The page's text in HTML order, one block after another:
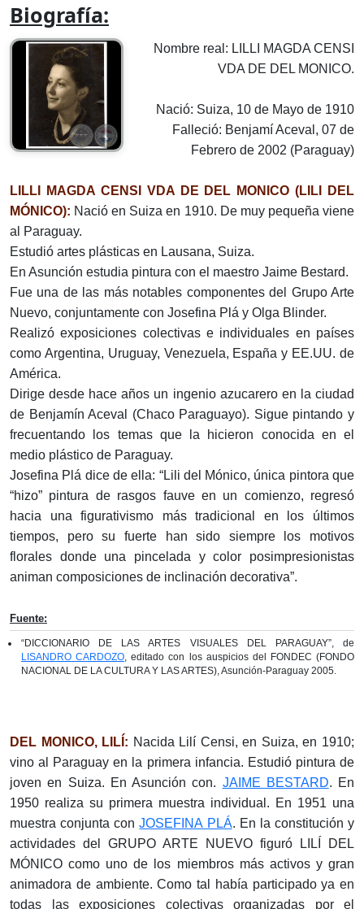
Biografía:
Nombre real: LILLI MAGDA CENSI
VDA DE DEL MONICO.
Nació: Suiza, 10 de Mayo de 1910
Falleció: Benjamí Aceval, 07 de
Febrero de 2002 (Paraguay)
LILLI MAGDA CENSI VDA DE DEL MONICO (LILI DEL
MÓNICO): Nació en Suiza en 1910. De muy pequeña viene
al Paraguay.
Estudió artes plásticas en Lausana, Suiza.
En Asunción estudia pintura con el maestro Jaime Bestard.
Fue una de las más notables componentes del Grupo Arte
Nuevo, conjuntamente con Josefina Plá y Olga Blinder.
Realizó exposiciones colectivas e individuales en países
como Argentina, Uruguay, Venezuela, España y EE.UU. de
América.
Dirige desde hace años un ingenio azucarero en la ciudad
de Benjamín Aceval (Chaco Paraguayo). Sigue pintando y
frecuentando los temas que la hicieron conocida en el
medio plástico de Paraguay.
Josefina Plá dice de ella: “Lili del Mónico, única pintora que
“hizo” pintura de rasgos fauve en un comienzo, regresó
hacia una figurativismo más tradicional en los últimos
tiempos, pero su fuerte han sido siempre los motivos
florales donde una pincelada y color posimpresionistas
animan composiciones de inclinación decorativa”.
Fuente:
“DICCIONARIO DE LAS ARTES VISUALES DEL PARAGUAY”, de
LISANDRO CARDOZO, editado con los auspicios del FONDEC (FONDO
NACIONAL DE LA CULTURA Y LAS ARTES), Asunción-Paraguay 2005.
DEL MONICO, LILÍ: Nacida Lilí Censi, en Suiza, en 1910;
vino al Paraguay en la primera infancia. Estudió pintura de
joven en Suiza. En Asunción con. JAIME BESTARD. En
1950 realiza su primera muestra individual. En 1951 una
muestra conjunta conJOSEFINA PLÁ. En la constitución y
actividades del GRUPO ARTE NUEVO figuró LILÍ DEL
MÓNICO como uno de los miembros más activos y gran
animadora de ambiente. Como tal había participado ya en
todas las exposiciones colectivas organizadas por el